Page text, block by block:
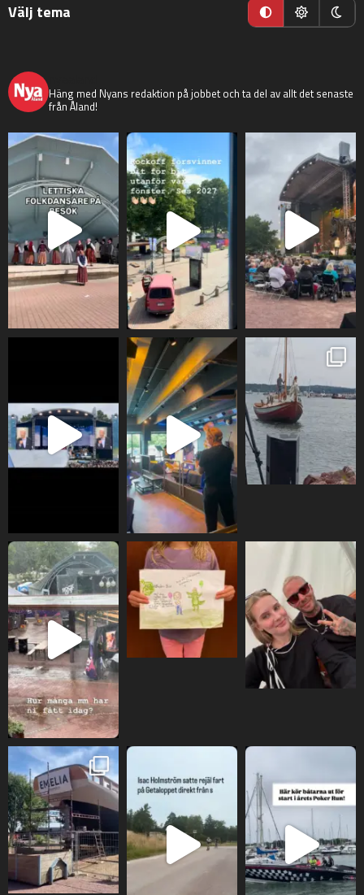
Välj tema
Häng med Nyans redaktion på jobbet och ta del av allt det senaste
från Åland!